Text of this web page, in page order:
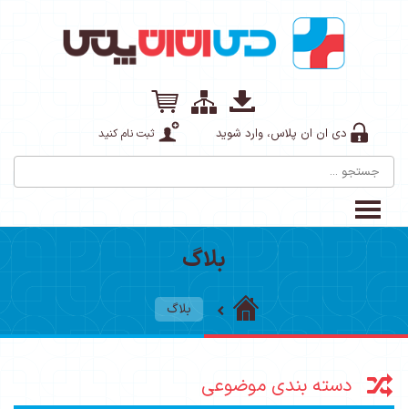
دی ان ان پلاس، وارد شوید ثبت نام کنید
بلاگ
بلاگ
دسته بندی موضوعی